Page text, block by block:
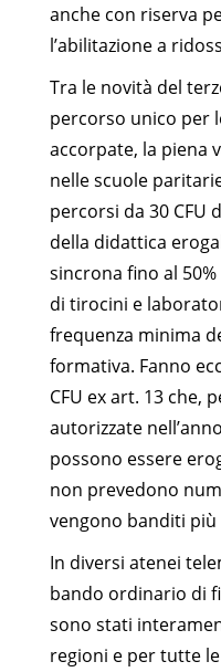
anche con riserva
l’abilitazione a
Tra le novità del
percorso unico per
accorpate, la piena
nelle scuole
percorsi da 30 CFU
della didattica
sincrona fino al
di tirocini e
frequenza minima
formativa. Fanno
CFU ex art. 13 che,
autorizzate
possono essere
non prevedono
vengono banditi più
In diversi atenei
bando ordinario di
sono stati
regioni e per tutte